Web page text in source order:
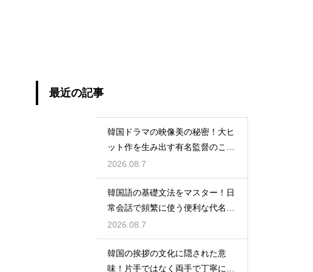
最近の記事
韓国ドラマの映像美の秘密！大ヒ
ット作を生み出す有名監督のこだ
わりの特徴
2026.08.7
韓国語の基礎文法をマスター！日
常会話で頻繁に使う便利な代名詞
の一覧
2026.08.7
韓国の挨拶の文化に隠された意
味！片手ではなく両手で丁寧に握